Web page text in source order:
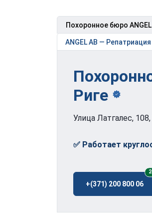
Похоронное бюро
ANGEL AB — Репатриация
Риге
Улица Латгалес,
✅ Работает
+(371) 200 800 06